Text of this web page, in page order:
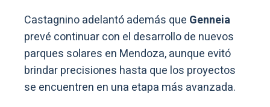
Castagnino adelantó además que Genneia
prevé continuar con el desarrollo de nuevos
parques solares en Mendoza, aunque evitó
brindar precisiones hasta que los proyectos
se encuentren en una etapa más avanzada.